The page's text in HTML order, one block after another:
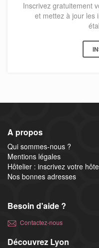
Inscrivez gratuitement
et mettez à jour les
A propos
Qui sommes-nous ?
Mentions légales
Hôtelier : inscrivez votre
Nos bonnes adresses
Besoin d'aide ?
Contactez-nous
Découvrez Lyon